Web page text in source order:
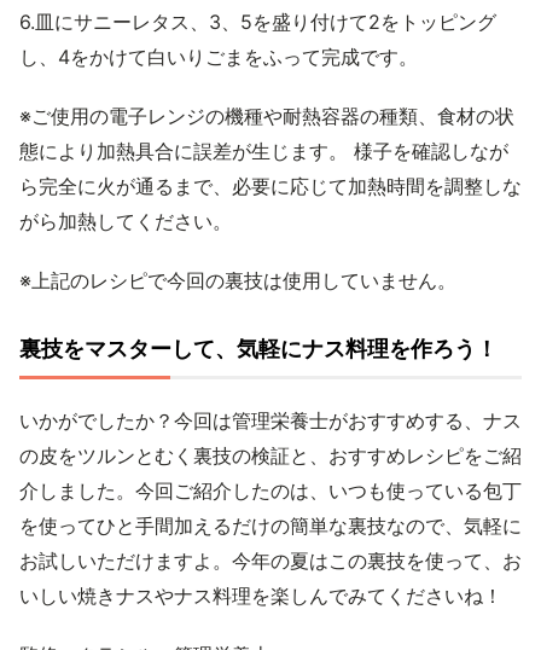
6.皿にサニーレタス、3、5を盛り付けて2をトッピング
し、4をかけて白いりごまをふって完成です。
※ご使用の電子レンジの機種や耐熱容器の種類、食材の状
態により加熱具合に誤差が生じます。 様子を確認しなが
ら完全に火が通るまで、必要に応じて加熱時間を調整しな
がら加熱してください。
※上記のレシピで今回の裏技は使用していません。
裏技をマスターして、気軽にナス料理を作ろう！
いかがでしたか？今回は管理栄養士がおすすめする、ナス
の皮をツルンとむく裏技の検証と、おすすめレシピをご紹
介しました。今回ご紹介したのは、いつも使っている包丁
を使ってひと手間加えるだけの簡単な裏技なので、気軽に
お試しいただけますよ。今年の夏はこの裏技を使って、お
いしい焼きナスやナス料理を楽しんでみてくださいね！